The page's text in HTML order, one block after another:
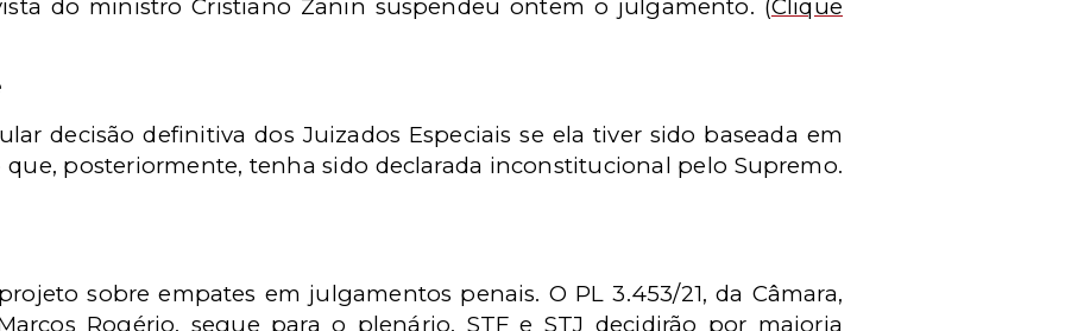
do ministroCristiano Zanin suspendeu ontem o julgamento. (Clique
decisão definitiva dos Juizados Especiais se ela tiver sido baseada em
posteriormente, tenha sido declarada inconstitucional pelo Supremo.
sobre empates em julgamentos penais. O PL 3.453/21, da Câmara,
Rogério, segue para o plenário. STF e STJ decidirão por maioria